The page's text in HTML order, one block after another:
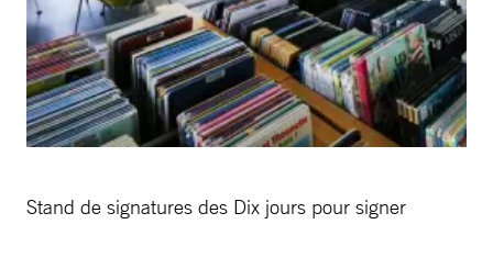
Stand de signatures des Dix jours pour signer